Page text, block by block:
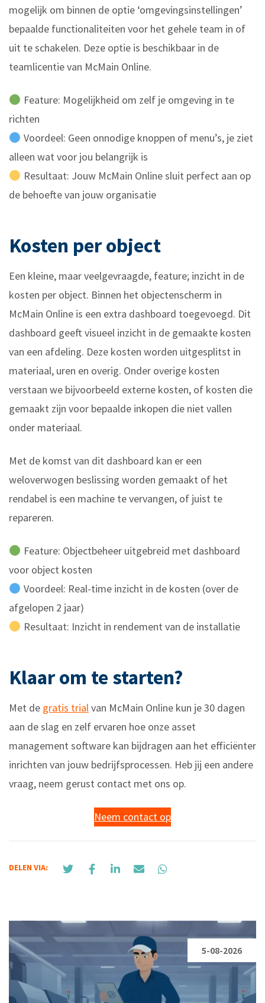
mogelijk om binnen de optie ‘omgevingsinstellingen’
bepaalde functionaliteiten voor het gehele team in of
uit te schakelen. Deze optie is beschikbaar in de
teamlicentie van McMain Online.
Feature: Mogelijkheid om zelf je omgeving in te
richten
Voordeel: Geen onnodige knoppen of menu’s, je ziet
alleen wat voor jou belangrijk is
Resultaat: Jouw McMain Online sluit perfect aan op
de behoefte van jouw organisatie
Kosten per object
Een kleine, maar veelgevraagde, feature; inzicht in de
kosten per object. Binnen het objectenscherm in
McMain Online is een extra dashboard toegevoegd. Dit
dashboard geeft visueel inzicht in de gemaakte kosten
van een afdeling. Deze kosten worden uitgesplitst in
materiaal, uren en overig. Onder overige kosten
verstaan we bijvoorbeeld externe kosten, of kosten die
gemaakt zijn voor bepaalde inkopen die niet vallen
onder materiaal.
Met de komst van dit dashboard kan er een
weloverwogen beslissing worden gemaakt of het
rendabel is een machine te vervangen, of juist te
repareren.
Feature: Objectbeheer uitgebreid met dashboard
voor object kosten
Voordeel: Real-time inzicht in de kosten (over de
afgelopen 2 jaar)
Resultaat: Inzicht in rendement van de installatie
Klaar om te starten?
Met de gratis trialvan McMain Online kun je 30 dagen
aan de slag en zelf ervaren hoe onze asset
management software kan bijdragen aan het efficiënter
inrichten van jouw bedrijfsprocessen. Heb jij een andere
vraag, neem gerust contact met ons op.
Neem contact op
DELEN VIA:
5-08-2026